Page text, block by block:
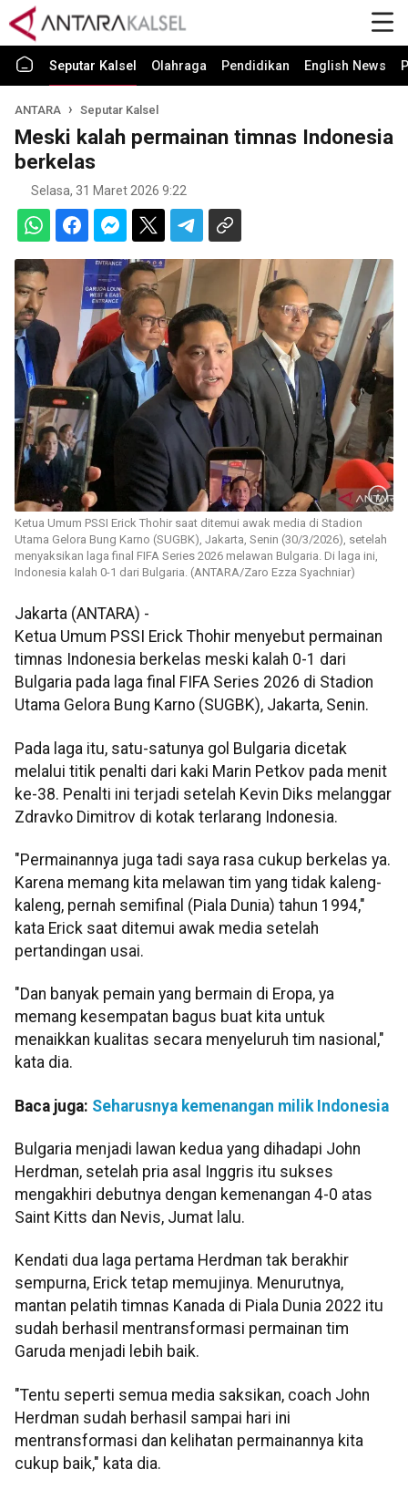
Seputar Kalsel Olahraga Pendidikan English News
ANTARA Seputar Kalsel
Meski kalah permainan timnas Indonesia
berkelas
Selasa, 31 Maret 2026 9:22
Ketua Umum PSSI Erick Thohir saat ditemui awak media di Stadion
Utama Gelora Bung Karno (SUGBK), Jakarta, Senin (30/3/2026), setelah
menyaksikan laga final FIFA Series 2026 melawan Bulgaria. Di laga ini,
Indonesia kalah 0-1 dari Bulgaria. (ANTARA/Zaro Ezza Syachniar)
Jakarta (ANTARA) -
Ketua Umum PSSI Erick Thohir menyebut permainan
timnas Indonesia berkelas meski kalah 0-1 dari
Bulgaria pada laga final FIFA Series 2026 di Stadion
Utama Gelora Bung Karno (SUGBK), Jakarta, Senin.
Pada laga itu, satu-satunya gol Bulgaria dicetak
melalui titik penalti dari kaki Marin Petkov pada menit
ke-38. Penalti ini terjadi setelah Kevin Diks melanggar
Zdravko Dimitrov di kotak terlarang Indonesia.
"Permainannya juga tadi saya rasa cukup berkelas ya.
Karena memang kita melawan tim yang tidak kaleng-
kaleng, pernah semifinal (Piala Dunia) tahun 1994,"
kata Erick saat ditemui awak media setelah
pertandingan usai.
"Dan banyak pemain yang bermain di Eropa, ya
memang kesempatan bagus buat kita untuk
menaikkan kualitas secara menyeluruh tim nasional,"
kata dia.
Baca juga: Seharusnya kemenangan milik Indonesia
Bulgaria menjadi lawan kedua yang dihadapi John
Herdman, setelah pria asal Inggris itu sukses
mengakhiri debutnya dengan kemenangan 4-0 atas
Saint Kitts dan Nevis, Jumat lalu.
Kendati dua laga pertama Herdman tak berakhir
sempurna, Erick tetap memujinya. Menurutnya,
mantan pelatih timnas Kanada di Piala Dunia 2022 itu
sudah berhasil mentransformasi permainan tim
Garuda menjadi lebih baik.
"Tentu seperti semua media saksikan, coach John
Herdman sudah berhasil sampai hari ini
mentransformasi dan kelihatan permainannya kita
cukup baik," kata dia.